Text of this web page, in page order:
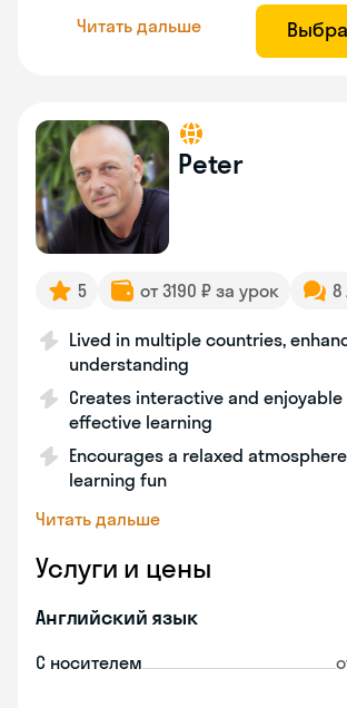
Читать дальше
Peter
5 от 3190 ₽ за урок 8
Lived in multiple countries,
understanding
Creates interactive and
effective learning
Encourages a relaxed
learning fun
Читать дальше
Услуги и цены
Английский язык
С носителем